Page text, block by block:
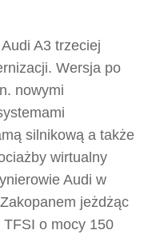
A3 trzeciej
Wersja po
nowymi
silnikową a także
wirtualny
Audi w
jeżdżąc
o mocy 150